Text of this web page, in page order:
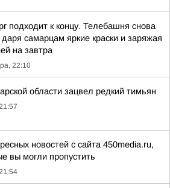
подходит к концу. Телебашня снова
даря самарцам яркие краски и заряжая
на завтра
22:10
области зацвел редкий тимьян
новостей с сайта 450media.ru,
вы могли пропустить